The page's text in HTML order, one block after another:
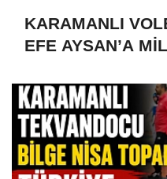
KARAMANLI
EFE AYSAN’A